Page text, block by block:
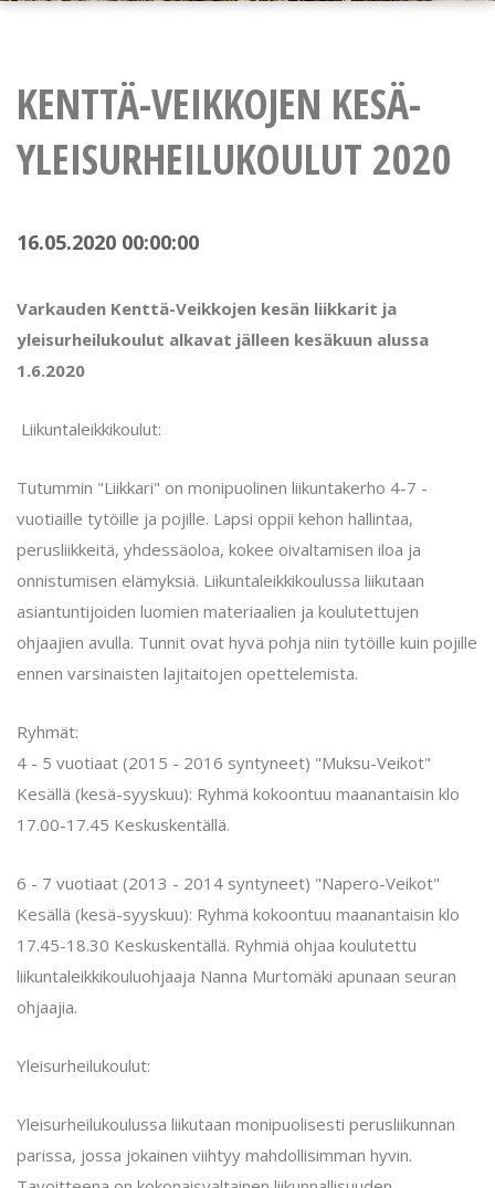
KENTTÄ-VEIKKOJEN KESÄ-
YLEISURHEILUKOULUT 2020
16.05.2020 00:00:00
Varkauden Kenttä-Veikkojen kesän liikkarit ja
yleisurheilukoulut alkavat jälleen kesäkuun alussa
1.6.2020
Liikuntaleikkikoulut:
Tutummin "Liikkari" on monipuolinen liikuntakerho 4-7 -
vuotiaille tytöille ja pojille. Lapsi oppii kehon hallintaa,
perusliikkeitä, yhdessäoloa, kokee oivaltamisen iloa ja
onnistumisen elämyksiä. Liikuntaleikkikoulussa liikutaan
asiantuntijoiden luomien materiaalien ja koulutettujen
ohjaajien avulla. Tunnit ovat hyvä pohja niin tytöille kuin pojille
ennen varsinaisten lajitaitojen opettelemista.
Ryhmät:
4 - 5 vuotiaat (2015 - 2016 syntyneet) "Muksu-Veikot"
Kesällä (kesä-syyskuu): Ryhmä kokoontuu maanantaisin klo
17.00-17.45 Keskuskentällä.
6 - 7 vuotiaat (2013 - 2014 syntyneet) "Napero-Veikot"
Kesällä (kesä-syyskuu): Ryhmä kokoontuu maanantaisin klo
17.45-18.30 Keskuskentällä. Ryhmiä ohjaa koulutettu
liikuntaleikkikouluohjaaja Nanna Murtomäki apunaan seuran
ohjaajia.
Yleisurheilukoulut:
Yleisurheilukoulussa liikutaan monipuolisesti perusliikunnan
parissa, jossa jokainen viihtyy mahdollisimman hyvin.